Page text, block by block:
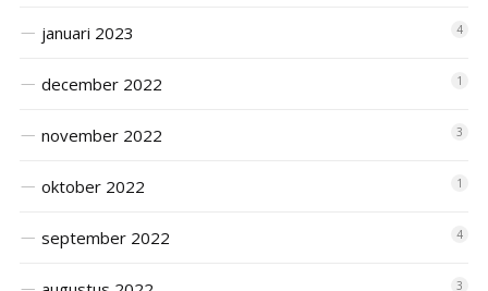
januari 2023 4
december 2022 1
november 2022 3
oktober 2022 1
september 2022 4
3